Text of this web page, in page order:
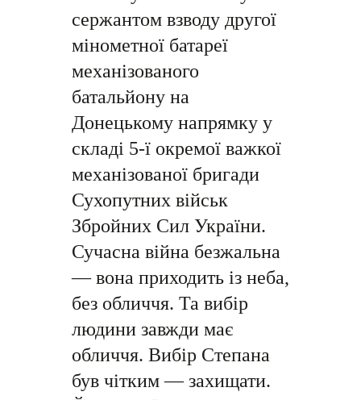
сержантом взводу другої
мінометної батареї
механізованого
батальйону на
Донецькому напрямку у
складі 5-ї окремої важкої
механізованої бригади
Сухопутних військ
Збройних Сил України.
Сучасна війна безжальна
— вона приходить із неба,
без обличчя. Та вибір
людини завжди має
обличчя. Вибір Степана
був чітким — захищати.